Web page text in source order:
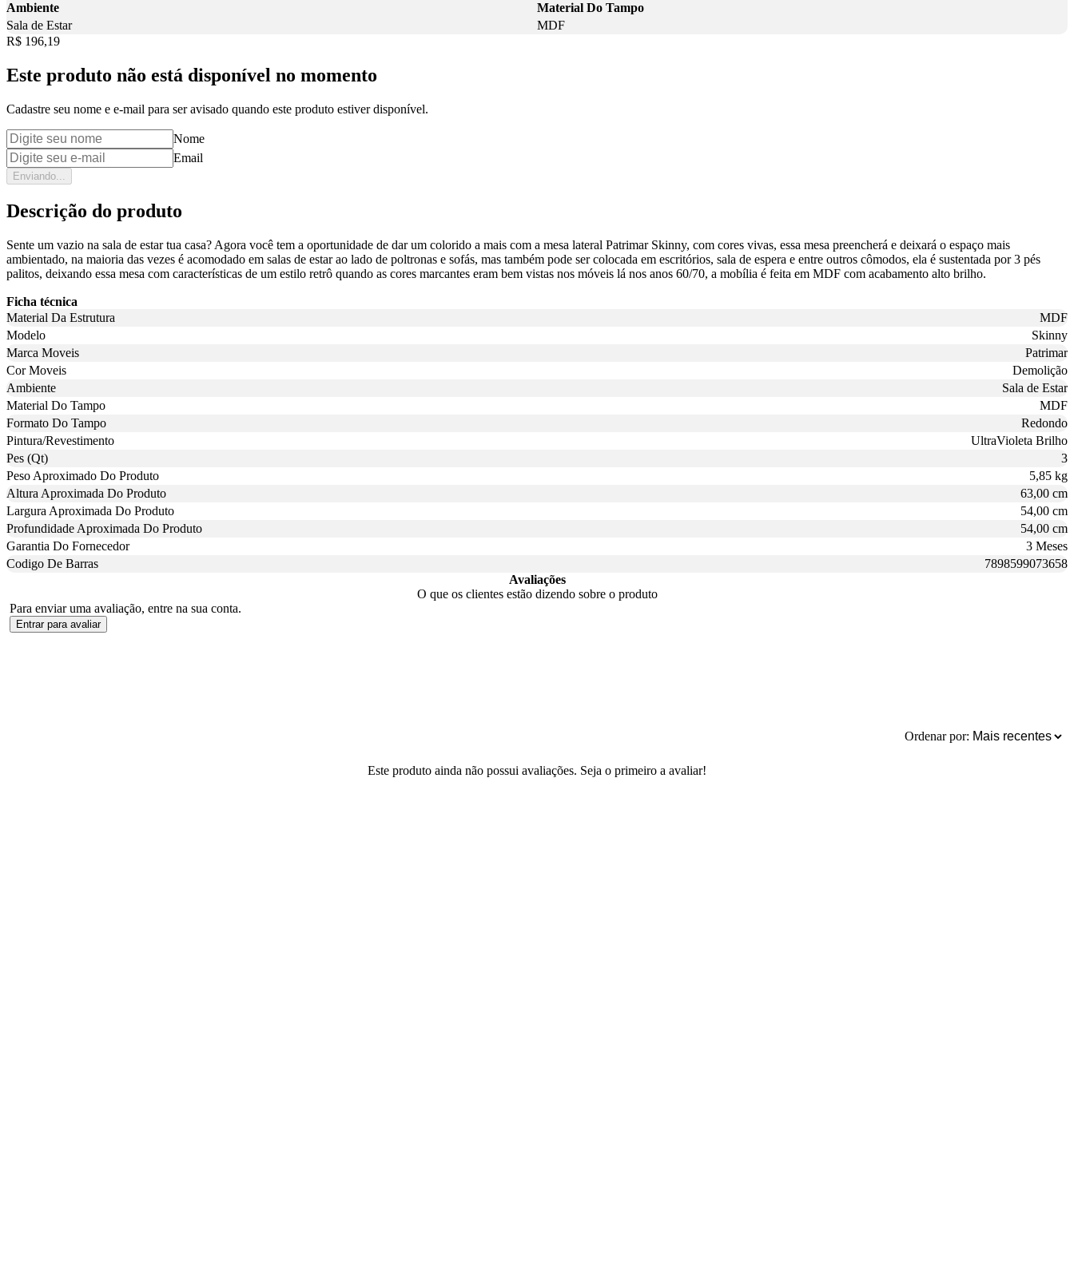
Ambiente
Sala de Estar
Material Do Tampo
MDF
Price:
R$ 196,19
Este produto não está disponível no momento
Cadastre seu nome e e-mail para ser avisado quando este produto estiver disponível.
Nome
Email
Enviando...
Descrição do produto
Sente um vazio na sala de estar tua casa? Agora você tem a oportunidade de dar um colorido a mais com a mesa lateral Patrimar Skinny, com cores vivas, essa mesa preencherá e deixará o espaço mais
ambientado, na maioria das vezes é acomodado em salas de estar ao lado de poltronas e sofás, mas também pode ser colocada em escritórios, sala de espera e entre outros cômodos, ela é sustentada por 3 pés
palitos, deixando essa mesa com características de um estilo retrô quando as cores marcantes eram bem vistas nos móveis lá nos anos 60/70, a mobília é feita em MDF com acabamento alto brilho.
Ficha técnica
Material Da Estrutura
MDF
Modelo
Skinny
Marca Moveis
Patrimar
Cor Moveis
Demolição
Ambiente
Sala de Estar
Material Do Tampo
MDF
Formato Do Tampo
Redondo
Pintura/Revestimento
UltraVioleta Brilho
Pes (Qt)
3
Peso Aproximado Do Produto
5,85 kg
Altura Aproximada Do Produto
63,00 cm
Largura Aproximada Do Produto
54,00 cm
Profundidade Aproximada Do Produto
54,00 cm
Garantia Do Fornecedor
3 Meses
Codigo De Barras
7898599073658
Avaliações
O que os clientes estão dizendo sobre o produto
Para enviar uma avaliação, entre na sua conta.
Entrar para avaliar
Ordenar por:
Este produto ainda não possui avaliações. Seja o primeiro a avaliar!